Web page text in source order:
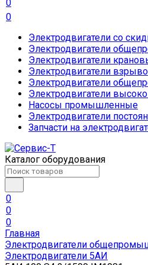
0
0
Электродвигатели со
Электродвигатели
Электродвигатели
Электродвигатели
Электродвигатели
Электродвигатели
Насосы промышленные
Электродвигатели
Запчасти на
Каталог оборудования
0
0
0
Главная
Электродвигатели
Электродвигатели 5АИ